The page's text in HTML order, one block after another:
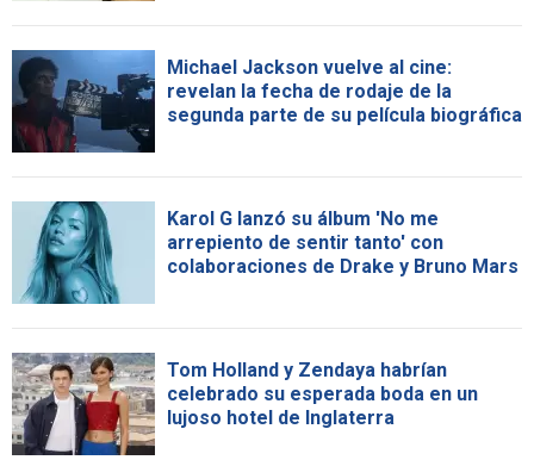
Michael Jackson vuelve al cine:
revelan la fecha de rodaje de la
segunda parte de su película biográfica
Karol G lanzó su álbum 'No me
arrepiento de sentir tanto' con
colaboraciones de Drake y Bruno Mars
Tom Holland y Zendaya habrían
celebrado su esperada boda en un
lujoso hotel de Inglaterra